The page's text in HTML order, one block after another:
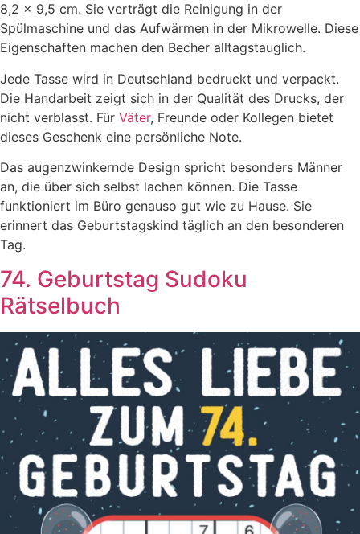
8,2 x 9,5 cm. Sie verträgt die Reinigung in der
Spülmaschine und das Aufwärmen in der Mikrowelle. Diese
Eigenschaften machen den Becher alltagstauglich.
Jede Tasse wird in Deutschland bedruckt und verpackt.
Die Handarbeit zeigt sich in der Qualität des Drucks, der
nicht verblasst. Für Väter, Freunde oder Kollegen bietet
dieses Geschenk eine persönliche Note.
Das augenzwinkernde Design spricht besonders Männer
an, die über sich selbst lachen können. Die Tasse
funktioniert im Büro genauso gut wie zu Hause. Sie
erinnert das Geburtstagskind täglich an den besonderen
Tag.
74. Geburtstag Sudoku
Rätselbuch